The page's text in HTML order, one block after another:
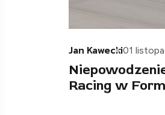
Jan Kawecki01
Racing w